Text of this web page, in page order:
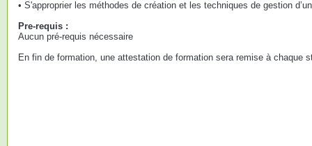
• S'approprier les méthodes de création et les techniques de gestion
Pre-requis :
Aucun pré-requis nécessaire
En fin de formation, une attestation de formation sera remise à chaque